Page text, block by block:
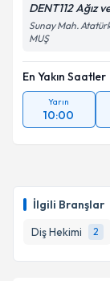
İlgili Branşlar
Diş Hekimi
2
DENT112 Ağız
Sunay Mah.
MUŞ
En Yakın Saatler
Yarın
10:00